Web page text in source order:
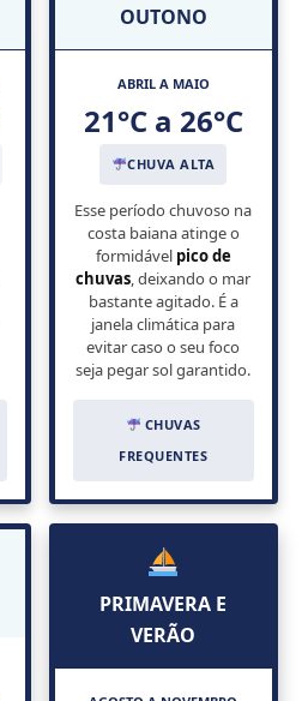
OUTONO
ABRIL A MAIO
21°C a 26°C
CHUVA ALTA
Esse período chuvoso na
costa baiana atinge o
formidável pico de
chuvas, deixando o mar
bastante agitado. É a
janela climática para
evitar caso o seu foco
seja pegar sol garantido.
CHUVAS
FREQUENTES
PRIMAVERA E
VERÃO